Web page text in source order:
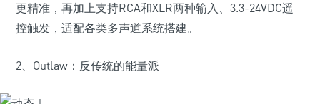
更精准，再加上支持RCA和XLR两种输入、3.3-24VDC遥
控触发，适配各类多声道系统搭建。
2、Outlaw：反传统的能量派